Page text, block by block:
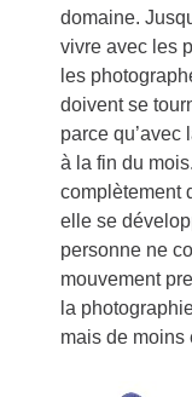
domaine.
vivre avec les
les
doivent se
parce qu’avec
à la fin du
complètement
elle se
personne ne
mouvement
la
mais de moins